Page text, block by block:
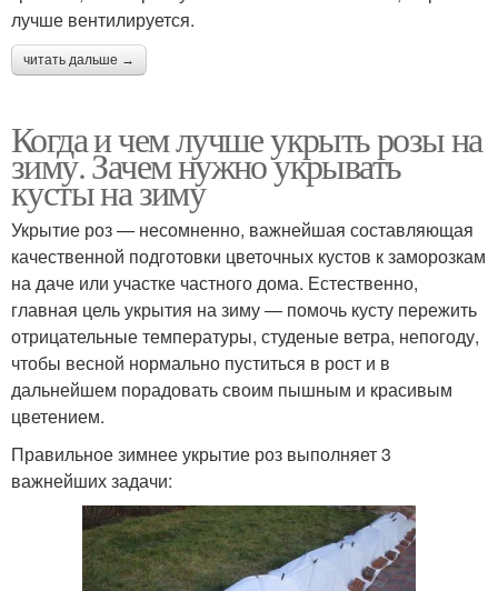
лучше вентилируется.
читать дальше →
Когда и чем лучше укрыть розы на
зиму. Зачем нужно укрывать
кусты на зиму
Укрытие роз — несомненно, важнейшая составляющая
качественной подготовки цветочных кустов к заморозкам
на даче или участке частного дома. Естественно,
главная цель укрытия на зиму — помочь кусту пережить
отрицательные температуры, студеные ветра, непогоду,
чтобы весной нормально пуститься в рост и в
дальнейшем порадовать своим пышным и красивым
цветением.
Правильное зимнее укрытие роз выполняет 3
важнейших задачи: